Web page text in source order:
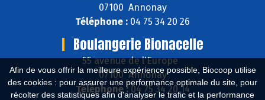
Afin de vous offrir la meilleure expérience possible, Biocoop utilise
des cookies : pour assurer une performance optimale du site, pour
récolter des statistiques afin d'analyser le trafic et la performance
07100 Annonay
Téléphone : 04 75 34 20 26
Boulangerie Bionacelle
55 avenue de l'Europe
07100 Annonay
Téléphone :04 75 34 20 14